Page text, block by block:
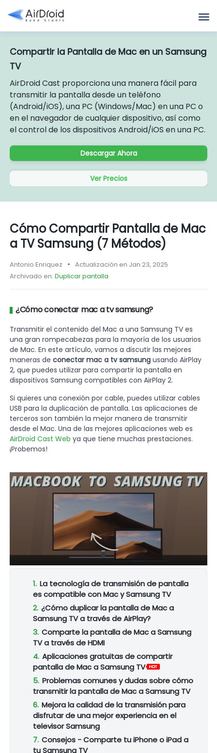
Compartir la Pantalla de Mac en un Samsung
TV
AirDroid Cast proporciona una manera fácil para
transmitir la pantalla desde un teléfono
(Android/iOS), una PC (Windows/Mac) en una PC o
en el navegador de cualquier dispositivo, así como
el control de los dispositivos Android/iOS en una PC.
Descargar Ahora
Ver Precios
Cómo Compartir Pantalla de Mac
a TV Samsung (7 Métodos)
Antonio Enriquez
Actualización en Jan 23, 2025
Archivado en: Duplicar pantalla
¿Cómo conectar mac a tv samsung?
Transmitir el contenido del Mac a una Samsung TV es
una gran rompecabezas para la mayoría de los usuarios
de Mac. En este artículo, vamos a discutir las mejores
maneras de conectar mac a tv samsung usando AirPlay
2, que puedes utilizar para compartir la pantalla en
dispositivos Samsung compatibles con AirPlay 2.
Si quieres una conexión por cable, puedes utilizar cables
USB para la duplicación de pantalla. Las aplicaciones de
terceros son también la mejor manera de transmitir
desde el Mac. Una de las mejores aplicaciones web es
AirDroid Cast Web ya que tiene muchas prestaciones.
¡Probemos!
1. La tecnología de transmisión de pantalla
es compatible con Mac y Samsung TV
2. ¿Cómo duplicar la pantalla de Mac a
Samsung TV a través de AirPlay?
3. Comparte la pantalla de Mac a Samsung
TV a través de HDMI
4. Aplicaciones gratuitas de compartir
pantalla de Mac a Samsung TV
5. Problemas comunes y dudas sobre cómo
transmitir la pantalla de Mac a Samsung TV
6. Mejora la calidad de la transmisión para
disfrutar de una mejor experiencia en el
televisor Samsung
7. Consejos - Comparte tu iPhone o iPad a
tu Samsung TV